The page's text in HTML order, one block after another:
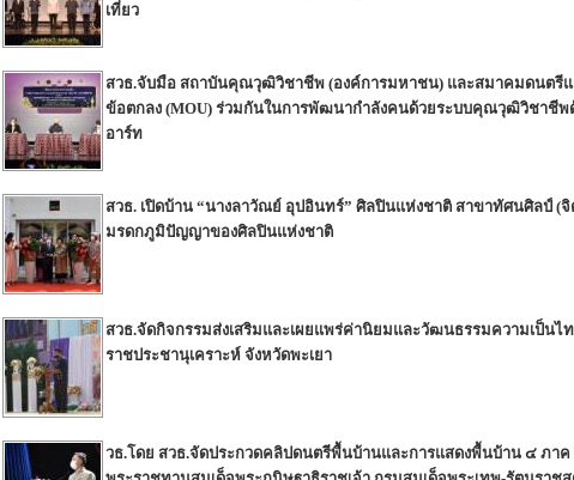
เที่ยว
สวธ.จับมือ สถาบันคุณวุฒิวิชาชีพ (องค์การมหาชน) และสมาคมดนตรี
ข้อตกลง (MOU) ร่วมกันในการพัฒนากำลังคนด้วยระบบคุณวุฒิวิชาชีพ
อาร์ท
สวธ. เปิดบ้าน “นางลาวัณย์ อุปอินทร์” ศิลปินแห่งชาติ สาขาทัศนศิลป์
มรดกภูมิปัญญาของศิลปินแห่งชาติ
สวธ.จัดกิจกรรมส่งเสริมและเผยแพร่ค่านิยมและวัฒนธรรมความเป็นไ
ราชประชานุเคราะห์ จังหวัดพะเยา
วธ.โดย สวธ.จัดประกวดคลิปดนตรีพื้นบ้านและการแสดงพื้นบ้าน ๔ ภา